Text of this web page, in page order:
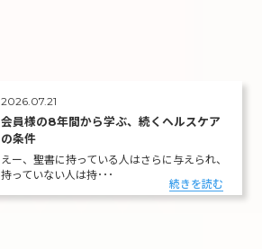
2026.07.21
会員様の8年間から学ぶ、続くヘルスケア
の条件
えー、聖書に持っている人はさらに与えられ、
持っていない人は持･･･
続きを読む